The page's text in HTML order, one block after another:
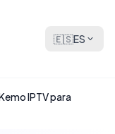
🇪🇸ES
IPTV para